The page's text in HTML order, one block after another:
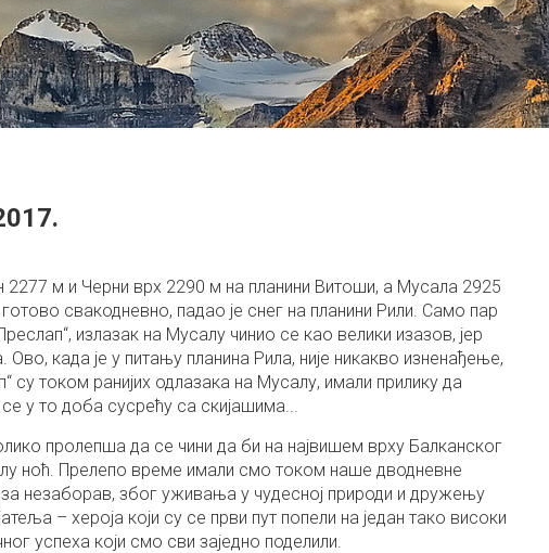
м и Черни врх 2290 м на планини Витоши, а Мусала 2925
свакодневно, падао је снег на планини Рили. Само пар
излазак на Мусалу чинио се као велики изазов, јер
када је у питању планина Рила, није никакво изненађење,
су током ранијих одлазака на Мусалу, имали прилику да
у то доба сусрећу са скијашима...
пролепша да се чини да би на највишем врху Балканског
ноћ. Прелепо време имали смо током наше дводневне
за незаборав, због уживања у чудесној природи и дружењу
– хероја који су се први пут попели на један тако високи
успеха који смо сви заједно поделили.